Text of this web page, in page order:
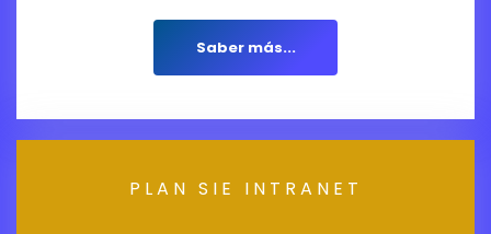
Saber más...
PLAN SIE INTRANET